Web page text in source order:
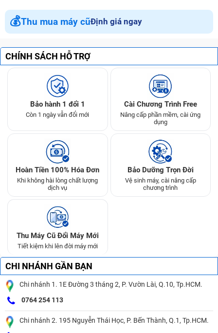
💰Thu mua máy cũĐịnh giá ngay
CHÍNH SÁCH HỖ TRỢ
Bảo hành 1 đổi 1
Còn 1 ngày vẫn đổi mới
Cài Chương Trình Free
Nâng cấp phần mềm, cài ứng
dụng
Hoàn Tiền 100% Hóa Đơn
Khi không hài lòng chất lượng
dịch vụ
Bảo Dưỡng Trọn Đời
Vệ sinh máy, cài nâng cấp
chương trình
Thu Máy Cũ Đổi Máy Mới
Tiết kiệm khi lên đời máy mới
CHI NHÁNH GẦN BẠN
Chi nhánh 1. 1E Đường 3 tháng 2, P. Vườn Lài, Q.10, Tp.HCM.
0764 254 113
Chi nhánh 2. 195 Nguyễn Thái Học, P. Bến Thành, Q.1, Tp.HCM.